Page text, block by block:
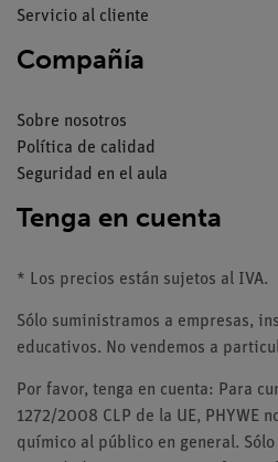
Servicio al cliente
Compañía
Sobre nosotros
Política de calidad
Seguridad en el aula
Tenga en cuenta
* Los precios están sujetos al IVA.
Sólo suministramos a empresas,
educativos. No vendemos a
Por favor, tenga en cuenta: Para
1272/2008 CLP de la UE, PHYWE
químico al público en general.